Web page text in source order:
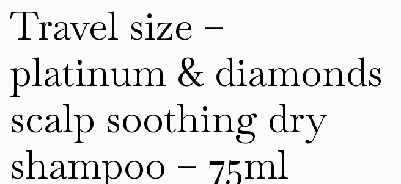
Travel size –
platinum & diamonds
scalp soothing dry
shampoo – 75ml